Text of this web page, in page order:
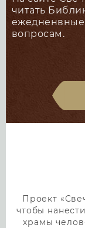
читать
вопросам.
Проект
чтобы
храмы